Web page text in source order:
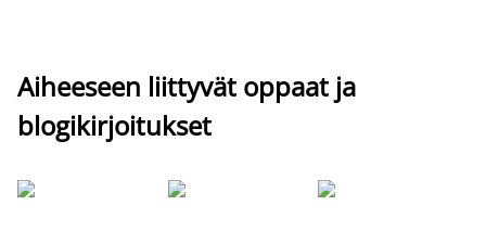
Aiheeseen liittyvät oppaat ja
blogikirjoitukset